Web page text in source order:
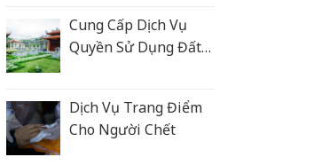
Cung Cấp Dịch Vụ
Quyền Sử Dụng Đất
Dịch Vụ Trang Điểm
Cho Người Chết